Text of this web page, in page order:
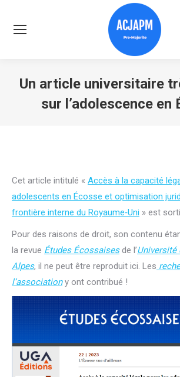
Un article universitaire
sur l’adolescence en
Cet article intitulé « Accès à la capacité
adolescents en Écosse et optimisation
frontière interne du Royaume‑Uni » est
Pour des raisons de droit, son contenu
la revue Études Écossaisesde l’Université
Alpes, il ne peut être reproduit ici. Les
l’associationy ont contribué !